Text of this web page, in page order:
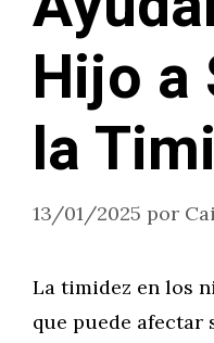
Hijo a
la
13/01/2025 por
La timidez en los
que puede afectar